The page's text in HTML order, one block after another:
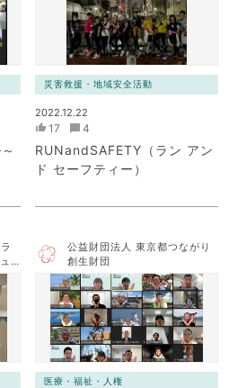
災害救援・地域安全活動
2022.12.22
17 4
RUNandSAFETY（ラン アン
ド セーフティー）
公益財団法人 東京都つながり
創生財団
医療・福祉・人権